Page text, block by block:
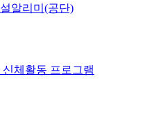
알리미(공단)
체활동 프로그램